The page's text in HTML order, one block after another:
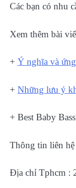
Các bạn có nhu
Xem thêm bài
+ Ý nghĩa và
+ Những lưu ý
+ Best Baby
Thông tin liên
Địa chỉ Tphcm :